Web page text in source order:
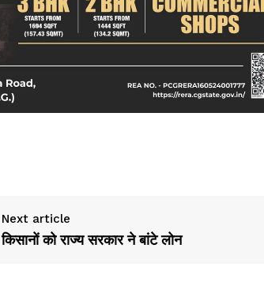
Next article
किसानों को राज्य सरकार ने बांटे लोन